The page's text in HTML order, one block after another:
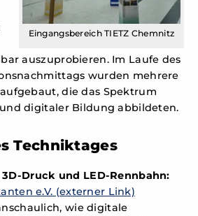
Eingangsbereich TIETZ Chemnitz
auszuprobieren. Im Laufe des
wurden mehrere
die das Spektrum
digitaler Bildung abbildeten.
Techniktages
Druck und LED-Rennbahn:
e.V. (externer Link)
wie digitale